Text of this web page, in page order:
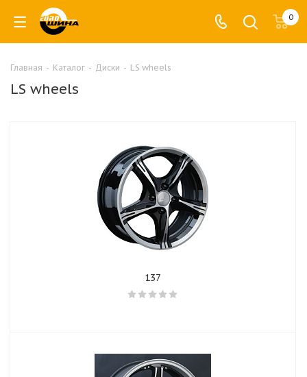
0
Главная - Каталог - Диски - LS wheels
LS wheels
137